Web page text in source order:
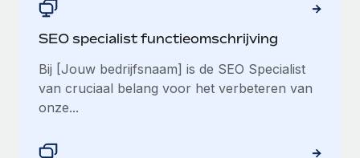
SEO specialist functieomschrijving
Bij [Jouw bedrijfsnaam] is de SEO Specialist
van cruciaal belang voor het verbeteren van
onze...